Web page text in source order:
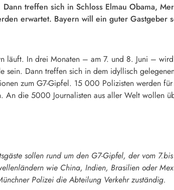
treffen sich in Schloss Elmau Obama,
erwartet. Bayern will ein guter Gastgeber
läuft. In drei Monaten – am 7. und 8. Juni –
sein. Dann treffen sich in dem idyllisch
zum G7-Gipfel. 15 000 Polizisten werden
An die 5000 Journalisten aus aller Welt wollen
sollen rund um den G7-Gipfel, der vom
wie China, Indien, Brasilien oder
Polizei die Abteilung Verkehr zuständig.